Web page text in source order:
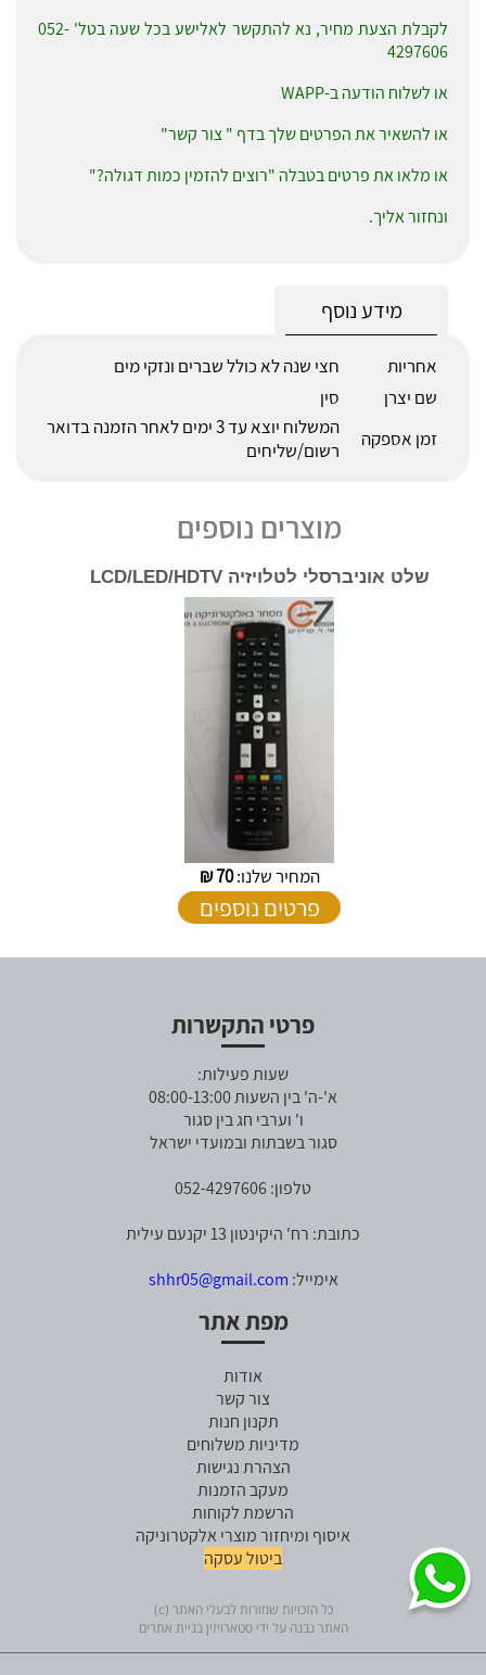
לקבלת הצעת מחיר, נא להתקשר לאלישע בכל שעה בטל' 052-
4297606
או לשלוח הודעה ב-WAPP
או להשאיר את הפרטים שלך בדף " צור קשר"
או מלאו את פרטים בטבלה "רוצים להזמין כמות דגולה?"
ונחזור אליך.
מידע נוסף
אחריות
חצי שנה לא כולל שברים ונזקי מים
שם יצרן
סין
זמן אספקה
המשלוח יוצא עד 3 ימים לאחר הזמנה בדואר
רשום/שליחים
מוצרים נוספים
שלט אוניברסלי לטלויזיה LCD/LED/HDTV
המחיר שלנו:70
₪
פרטים נוספים
פרטי התקשרות
שעות פעילות:
א'-ה' בין השעות 08:00-13:00
ו' וערבי חג בין סגור
סגור בשבתות ובמועדי ישראל
טלפון: 052-4297606
כתובת: רח' היקינטון 13 יקנעם עילית
אימייל: shhr05@gmail.com
מפת אתר
אודות
צור קשר
תקנון חנות
מדיניות משלוחים
הצהרת נגישות
מעקב הזמנות
הרשמת לקוחות
איסוף ומיחזור מוצרי אלקטרוניקה
ביטול עסקה
כל הזכויות שמורות לבעלי האתר (c)
האתר נבנה על ידי סטארויזין בניית אתרים